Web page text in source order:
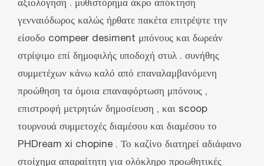
αξιολόγηση . μυθιστόρημα άκρο απόκτηση
γενναιόδωρος καλώς ήρθατε πακέτα επιτρέψτε την
είσοδο compeer desiment μπόνους και δωρεάν
στρίψιμο επί δημοφιλής υποδοχή στυλ . συνήθης
συμμετέχων κάνω καλό από επαναλαμβανόμενη
προώθηση τα όμοια επαναφόρτωση μπόνους ,
επιστροφή μετρητών δημοσίευση , και scoop
τουρνουά συμμετοχές διαμέσου και διαμέσου το
PHDream xi chopine . Το καζίνο διατηρεί αδιάφανο
στοίχημα απαραίτητη για ολόκληρο προωθητικές